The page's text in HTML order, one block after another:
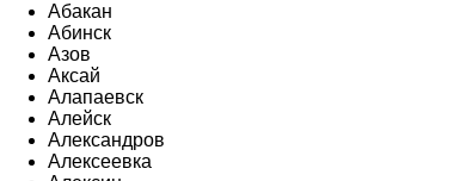
Абакан
Абинск
Азов
Аксай
Алапаевск
Алейск
Александров
Алексеевка